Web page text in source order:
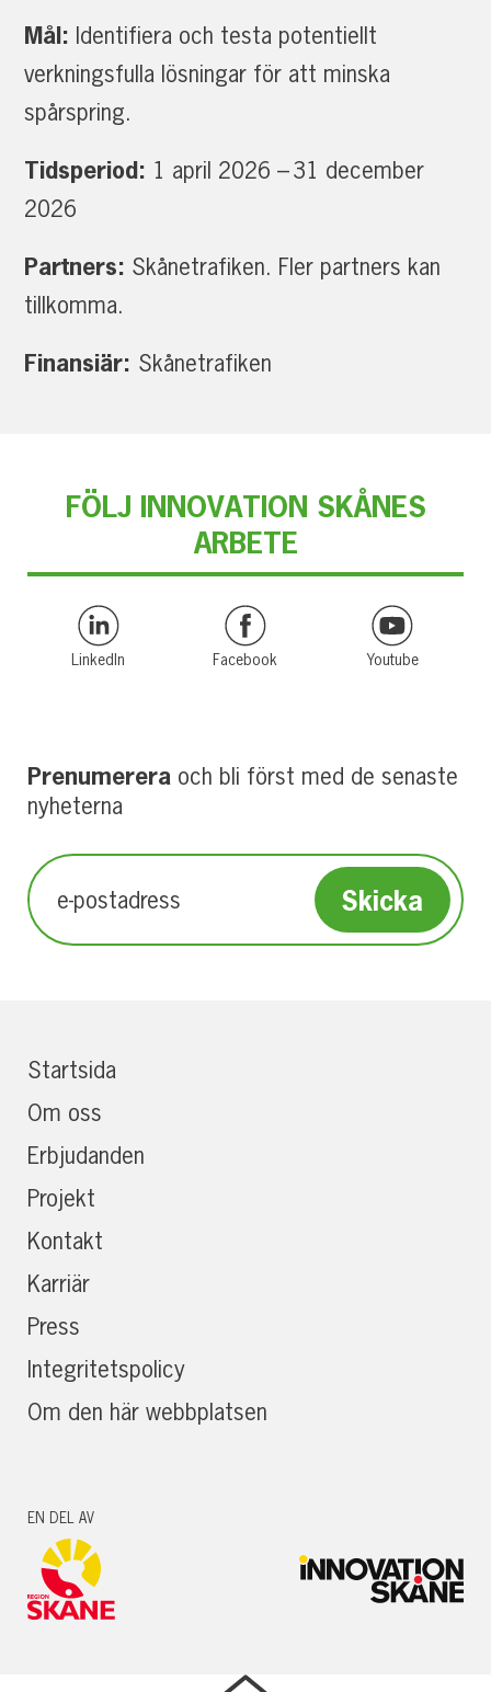
Mål: Identifiera och testa potentiellt
verkningsfulla lösningar för att minska
spårspring.
Tidsperiod: 1 april 2026 – 31 december
2026
Partners: Skånetrafiken. Fler partners kan
tillkomma.
Finansiär: Skånetrafiken
FÖLJ INNOVATION SKÅNES
ARBETE
LinkedIn Facebook Youtube
Prenumerera och bli först med de senaste
nyheterna
Startsida
Om oss
Erbjudanden
Projekt
Kontakt
Karriär
Press
Integritetspolicy
Om den här webbplatsen
EN DEL AV